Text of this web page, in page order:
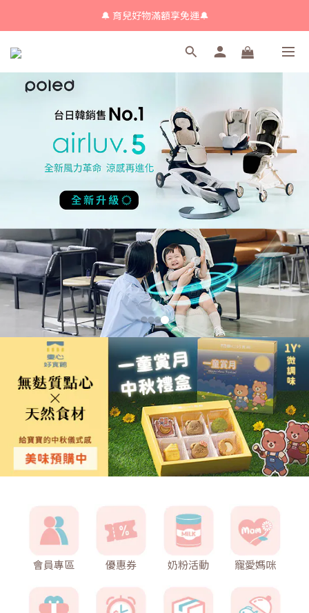
🔔 育兒好物滿額享免運🔔
🔔 育兒好物滿額享免運🔔
🔔會員限定！購物金立即領+消費再回饋 💰
🔔 育兒好物滿額享免運🔔
會員專區 優惠券 奶粉活動 寵愛媽咪